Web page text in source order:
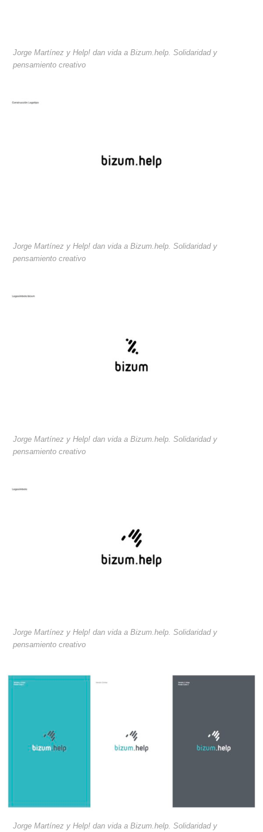
Jorge Martínez y Help! dan vida a Bizum.help. Solidaridad y
pensamiento creativo
Jorge Martínez y Help! dan vida a Bizum.help. Solidaridad y
pensamiento creativo
Jorge Martínez y Help! dan vida a Bizum.help. Solidaridad y
pensamiento creativo
Jorge Martínez y Help! dan vida a Bizum.help. Solidaridad y
pensamiento creativo
Jorge Martínez y Help! dan vida a Bizum.help. Solidaridad y